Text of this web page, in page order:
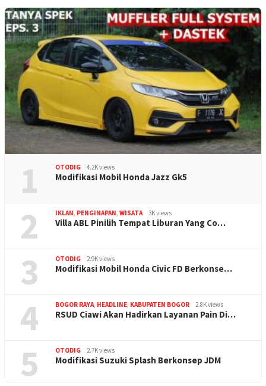
1 OTODIG 4.2K views
Modifikasi Mobil Honda Jazz Gk5
2 IKLAN PENGINAPAN WISATA 3K views
Villa ABL Pinilih Tempat Liburan Yang Co…
3 OTODIG 2.9K views
Modifikasi Mobil Honda Civic FD Berkonse…
4 BOGOR RAYA HEADLINE KABUPATEN BOGOR 2.8K views
RSUD Ciawi Akan Hadirkan Layanan Pain Di…
5 OTODIG 2.7K views
Modifikasi Suzuki Splash Berkonsep JDM